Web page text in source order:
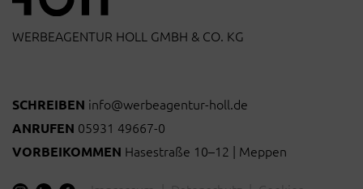
WERBEAGENTUR HOLL GMBH & CO. KG
SCHREIBEN info@werbeagentur-holl.de
ANRUFEN 05931 49667-0
VORBEIKOMMEN Hasestraße 10–12 | Meppen